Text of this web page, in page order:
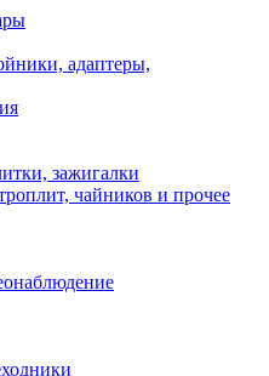
адаптеры,
зажигалки
чайников и прочее